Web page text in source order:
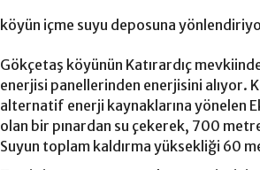
köyün içme suyu deposuna
Gökçetaş köyünün Katırardıç
enerjisi panellerinden enerjisini alıyor.
alternatif enerji kaynaklarına yönelen
olan bir pınardan su çekerek, 700
Suyun toplam kaldırma yüksekliği 60